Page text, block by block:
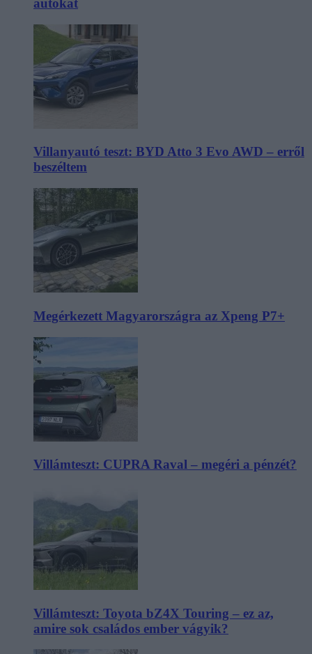
autókat
Villanyautó teszt: BYD Atto 3 Evo AWD – erről
beszéltem
Megérkezett Magyarországra az Xpeng P7+
Villámteszt: CUPRA Raval – megéri a pénzét?
Villámteszt: Toyota bZ4X Touring – ez az,
amire sok családos ember vágyik?